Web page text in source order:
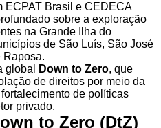
ECPAT Brasil e CEDECA
sobre a exploração
na Grande Ilha do
de São Luís, São José
Raposa.
global
Down to Zero, que
de direitos por meio da
de políticas
privado.
to Zero (DtZ)